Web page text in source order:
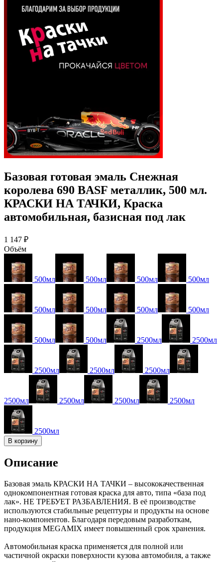
Базовая готовая эмаль Снежная
королева 690 BASF металлик, 500 мл.
КРАСКИ НА ТАЧКИ, Краска
автомобильная, базисная под лак
1 147 ₽
Объём
500мл 500мл 500мл 500мл
500мл 500мл 500мл 500мл
500мл 500мл 2500мл 2500мл
2500мл 2500мл 2500мл
2500мл 2500мл 2500мл 2500мл
2500мл
В корзину
Описание
Базовая эмаль КРАСКИ НА ТАЧКИ – высококачественная
однокомпонентная готовая краска для авто, типа «база под
лак». НЕ ТРЕБУЕТ РАЗБАВЛЕНИЯ. В её производстве
используются стабильные рецептуры и продукты на основе
нано-компонентов. Благодаря передовым разработкам,
продукция MEGAMIX имеет повышенный срок хранения.
Автомобильная краска применяется для полной или
частичной окраски поверхности кузова автомобиля, а также